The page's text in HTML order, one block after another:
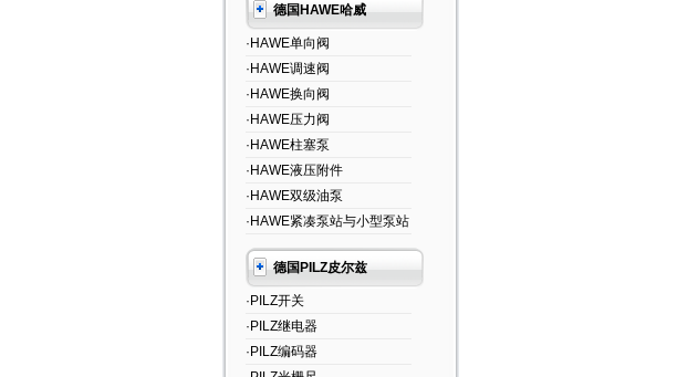
德国HAWE哈威
·HAWE单向阀
·HAWE调速阀
·HAWE换向阀
·HAWE压力阀
·HAWE柱塞泵
·HAWE液压附件
·HAWE双级油泵
·HAWE紧凑泵站与小型泵站
德国PILZ皮尔兹
·PILZ开关
·PILZ继电器
·PILZ编码器